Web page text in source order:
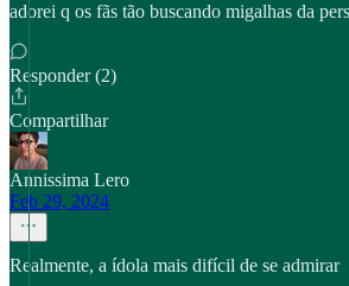
adorei q os fãs tão buscando migalhas da
Responder (2)
Compartilhar
Annissima Lero
Feb 29, 2024
Realmente, a ídola mais difícil de se admirar